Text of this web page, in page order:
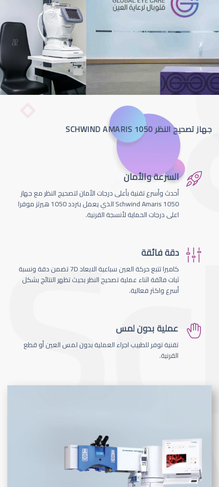
جهاز تصحيح النظر SCHWIND AMARIS 1050
السرعة والأمان
أحدث وأسرع تقنية بأعلى درجات الأمان لتصحيج النظر مع جهاز
Schwind Amaris 1050 الذي يعمل بتردد 1050 هيرتز موفرا
اعلى درجات الحماية لأنسجة القرنية.
دقة فائقة
كاميرا تتبع حركة العين سباعية الابعاد 7D تضمن دقة ونسبة
ثبات فائقة اثناء عملية تصحيح النظر بحيث تظهر النتائج بشكل
أسرع واكثر فعالية.
عملية بدون لمس
تقنية توفر للطبيب اجراء العملية بدون لمس العين أو قطع
القرنية.